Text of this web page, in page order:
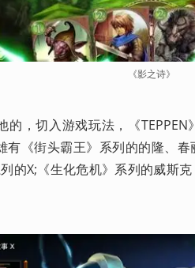
《影之诗》
的，切入游戏玩法，《
有《街头霸王》系列的的隆、
的X;《生化危机》系列的威斯